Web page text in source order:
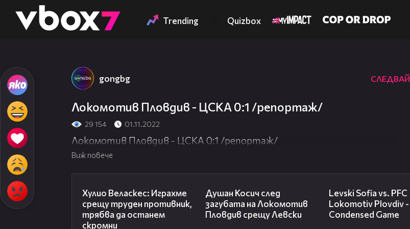
👾 Trending Quizbox
gongbg СЛЕДВАЙ
Локомотив Пловдив - ЦСКА 0:1 /репортаж/
29 154 01.11.2022
Локомотив Пловдив - ЦСКА 0:1 /репортаж/
Виж повече
Хулио Веласкес: Играхме
срещу труден противник,
трябва да останем
скромни
Душан Косич след
загубата на Локомотив
Пловдив срещу Левски
Levski Sofia vs. PFC
Lokomotiv Plovdiv -
Condensed Game